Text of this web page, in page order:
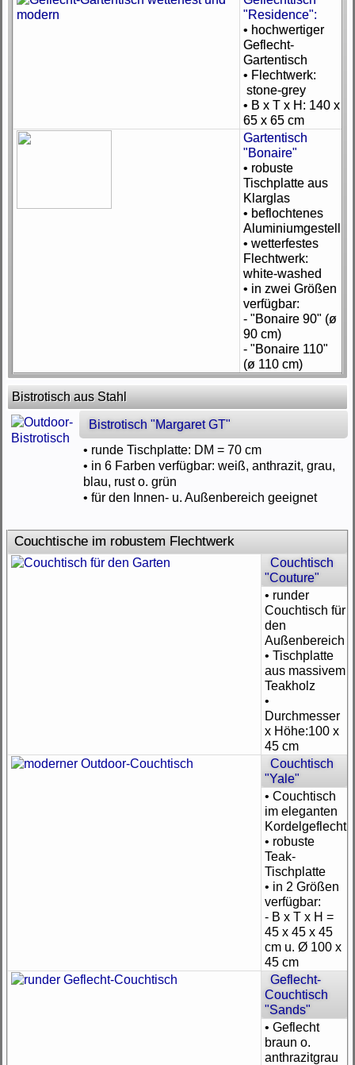
"Residence":
• hochwertiger
Geflecht-
Gartentisch
• Flechtwerk:
stone-grey
• B x T x H: 140 x
65 x 65 cm
Gartentisch
"Bonaire"
• robuste
Tischplatte aus
Klarglas
• beflochtenes
Aluminiumgestell
• wetterfestes
Flechtwerk:
white-washed
• in zwei Größen
verfügbar:
- "Bonaire 90" (ø
90 cm)
- "Bonaire 110"
(ø 110 cm)
Bistrotisch aus Stahl
Bistrotisch "Margaret GT"
• runde Tischplatte: DM = 70 cm
• in 6 Farben verfügbar: weiß, anthrazit, grau,
blau, rust o. grün
• für den Innen- u. Außenbereich geeignet
Couchtische im robustem Flechtwerk
Couchtisch
"Couture"
• runder
Couchtisch für
den
Außenbereich
• Tischplatte
aus massivem
Teakholz
•
Durchmesser
x Höhe:100 x
45 cm
Couchtisch
"Yale"
• Couchtisch
im eleganten
Kordelgeflecht
• robuste
Teak-
Tischplatte
• in 2 Größen
verfügbar:
- B x T x H =
45 x 45 x 45
cm u. Ø 100 x
45 cm
Geflecht-
Couchtisch
"Sands"
• Geflecht
braun o.
anthrazitgrau